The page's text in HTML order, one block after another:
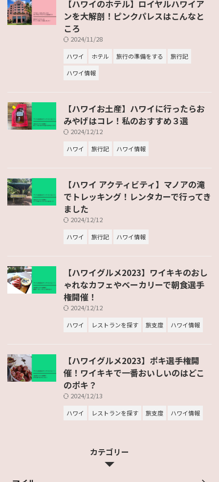
【ハワイのホテル】ロイヤルハワイア
ンを大解剖！ピンクパレスはこんなと
ころ
2024/11/28
ハワイ ホテル 旅行の準備をする
旅行記
ハワイ情報
【ハワイお土産】ハワイに行ったらお
みやげはコレ！私のおすすめ３選
2024/12/12
ハワイ 旅行記 ハワイ情報
【ハワイ アクティビティ】マノアの滝
でトレッキング！レンタカーで行ってき
ました
2024/12/12
ハワイ 旅行記 ハワイ情報
【ハワイグルメ2023】ワイキキのおし
ゃれなカフェやベーカリーで朝食選手
権開催！
2024/12/12
ハワイ レストランを探す 旅支度 ハワイ情報
【ハワイグルメ2023】ポキ選手権開
催！ワイキキで一番おいしいのはどこ
のポキ？
2024/12/13
ハワイ レストランを探す 旅支度 ハワイ情報
カテゴリー